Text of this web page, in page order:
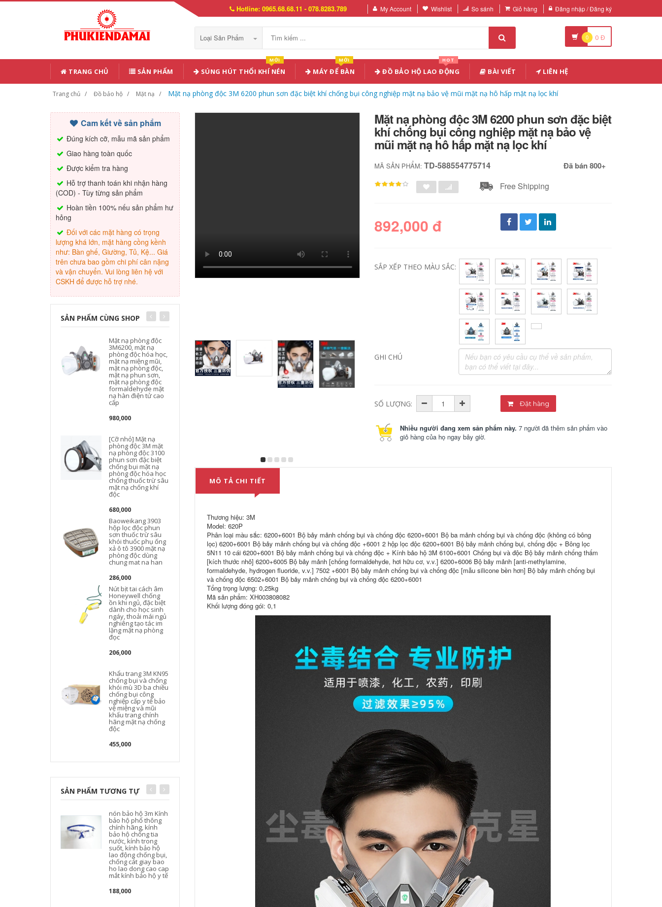
Hotline: 0965.68.68.11 - 078.8283.789 My Account Wishlist So sánh Giỏ hàng Đăng nhập / Đăng ký
Loại Sản Phẩm 0 0 Đ
TRANG CHỦ SẢN PHẨM SÚNG HÚT THỔI KHÍ NÉN
MỚI
MÁY ĐỂ BÀN
MỚI
ĐỒ BẢO HỘ LAO ĐỘNG
HOT
BÀI VIẾT LIÊN HỆ
Trang chủ Đồ bảo hộ Mặt nạ Mặt nạ phòng độc 3M 6200 phun sơn đặc biệt khí chống bụi công nghiệp mặt nạ bảo vệ mũi mặt nạ hô hấp mặt nạ lọc khí
Cam kết về sản phẩm
Đúng kích cỡ, mẫu mã sản phẩm
Giao hàng toàn quốc
Được kiểm tra hàng
Hỗ trợ thanh toán khi nhận hàng
(COD) - Tùy từng sản phẩm
Hoàn tiền 100% nếu sản phẩm hư
hỏng
Đối với các mặt hàng có trọng
lượng khá lớn, mặt hàng cồng kềnh
như: Bàn ghế, Giường, Tủ, Kệ... Giá
trên chưa bao gồm chi phí cân nặng
và vận chuyển. Vui lòng liên hệ với
CSKH để được hỗ trợ nhé.
SẢN PHẨM CÙNG SHOP
Mặt nạ phòng độc
3M6200, mặt nạ
phòng độc hóa học,
mặt nạ miệng mũi,
mặt nạ phòng độc,
mặt nạ phun sơn,
mặt nạ phòng độc
formaldehyde mặt
nạ hàn điện tử cao
cấp
980,000
[Cỡ nhỏ] Mặt nạ
phòng độc 3M mặt
nạ phòng độc 3100
phun sơn đặc biệt
chống bụi mặt nạ
phòng độc hóa học
chống thuốc trừ sâu
mặt nạ chống khí
độc
680,000
Baoweikang 3903
hộp lọc độc phun
sơn thuốc trừ sâu
khói thuốc phụ ống
xả ô tô 3900 mặt nạ
phòng độc dùng
chung mat na han
286,000
Nút bịt tai cách âm
Honeywell chống
ồn khi ngủ, đặc biệt
dành cho học sinh
ngáy, thoải mái ngủ
nghiêng tạo tác im
lặng mặt nạ phòng
đọc
206,000
Khẩu trang 3M KN95
chống bụi và chống
khói mù 3D ba chiều
chống bụi công
nghiệp cấp y tế bảo
vệ miệng và mũi
khẩu trang chính
hãng mặt nạ chống
độc
455,000
kính chống giọt bắn
face shield
Honeywell kính bảo
hiểm lao động làm
việc trong suốt
chống văng chống
găng tay bảo hộ thợ
hàn dày dặn chịu
hàn chịu nhiệt
302,000
SẢN PHẨM TƯƠNG TỰ
nón bảo hộ 3m Kính
bảo hộ phổ thông
chính hãng, kính
bảo hộ chống tia
nước, kính trong
suốt, kính bảo hộ
lao động chống bụi,
chống cát giay bao
ho lao dong cao cap
mắt kính bảo hộ y tế
188,000
quan ao bao ho lao
dong Găng tay bảo
hộ lao động da thật
bò lợn da cừu điện
Găng tay chống cắt
HPPE cấp 5 trực tiếp
cho nhà máy kính
công nghiệp, bọc
tay chống cắt, bảo
vệ cổ tay nối dài
cánh tay chống mài
mòn, chống cắt găng
tay sơn găng tay
chịu nhiệt 1000 độ
307,000
Mặt nạ phòng độc 3M 6200 phun sơn đặc biệt
khí chống bụi công nghiệp mặt nạ bảo vệ
mũi mặt nạ hô hấp mặt nạ lọc khí
MÃ SẢN PHẨM:TD-588554775714 Đã bán 800+
Free Shipping
892,000 đ
SẮP XẾP THEO MÀU SẮC:
GHI CHÚ
SỐ LƯỢNG: Đặt hàng
Nhiều người đang xem sản phẩm này. 7 người đã thêm sản phẩm vào
giỏ hàng của họ ngay bây giờ.
MÔ TẢ CHI TIẾT
Thương hiệu: 3M
Model: 620P
Phân loại màu sắc: 6200+6001 Bộ bảy mảnh chống bụi và chống độc 6200+6001 Bộ ba mảnh chống bụi và chống độc (không có bông
lọc) 6200+6001 Bộ bảy mảnh chống bụi và chống độc +6001 2 hộp lọc độc 6200+6001 Bộ bảy mảnh chống bụi, chống độc + Bông lọc
5N11 10 cái 6200+6001 Bộ bảy mảnh chống bụi và chống độc + Kính bảo hộ 3M 6100+6001 Chống bụi và độc Bộ bảy mảnh chống thấm
[kích thước nhỏ] 6200+6005 Bộ bảy mảnh [chống formaldehyde, hơi hữu cơ, v.v.] 6200+6006 Bộ bảy mảnh [anti-methylamine,
formaldehyde, hydrogen fluoride, v.v.] 7502 +6001 Bộ bảy mảnh chống bụi và chống độc [mẫu silicone bền hơn] Bộ bảy mảnh chống bụi
và chống độc 6502+6001 Bộ bảy mảnh chống bụi và chống độc 6200+6001
Tổng trọng lượng: 0,25kg
Mã sản phẩm: XH003808082
Khối lượng đóng gói: 0,1